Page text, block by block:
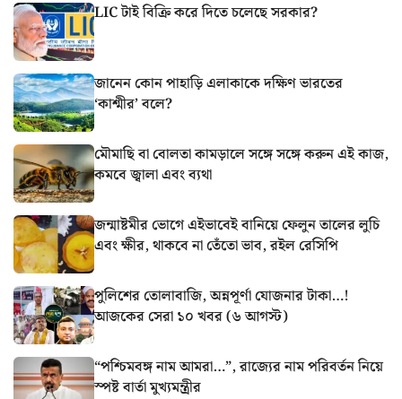
LIC টাই বিক্রি করে দিতে চলেছে সরকার?
জানেন কোন পাহাড়ি এলাকাকে দক্ষিণ ভারতের
‘কাশ্মীর’ বলে?
মৌমাছি বা বোলতা কামড়ালে সঙ্গে সঙ্গে করুন এই কাজ,
কমবে জ্বালা এবং ব্যথা
জন্মাষ্টমীর ভোগে এইভাবেই বানিয়ে ফেলুন তালের লুচি
এবং ক্ষীর, থাকবে না তেঁতো ভাব, রইল রেসিপি
পুলিশের তোলাবাজি, অন্নপূর্ণা যোজনার টাকা…!
আজকের সেরা ১০ খবর (৬ আগস্ট)
“পশ্চিমবঙ্গ নাম আমরা…”, রাজ্যের নাম পরিবর্তন নিয়ে
স্পষ্ট বার্তা মুখ্যমন্ত্রীর